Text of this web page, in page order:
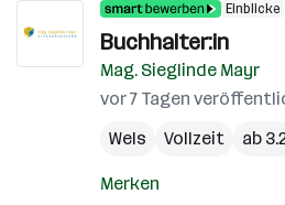
Einblicke
Buchhalter:in
Mag. Sieglinde Mayr
vor 7 Tagen
Wels
Vollzeit ab
Merken